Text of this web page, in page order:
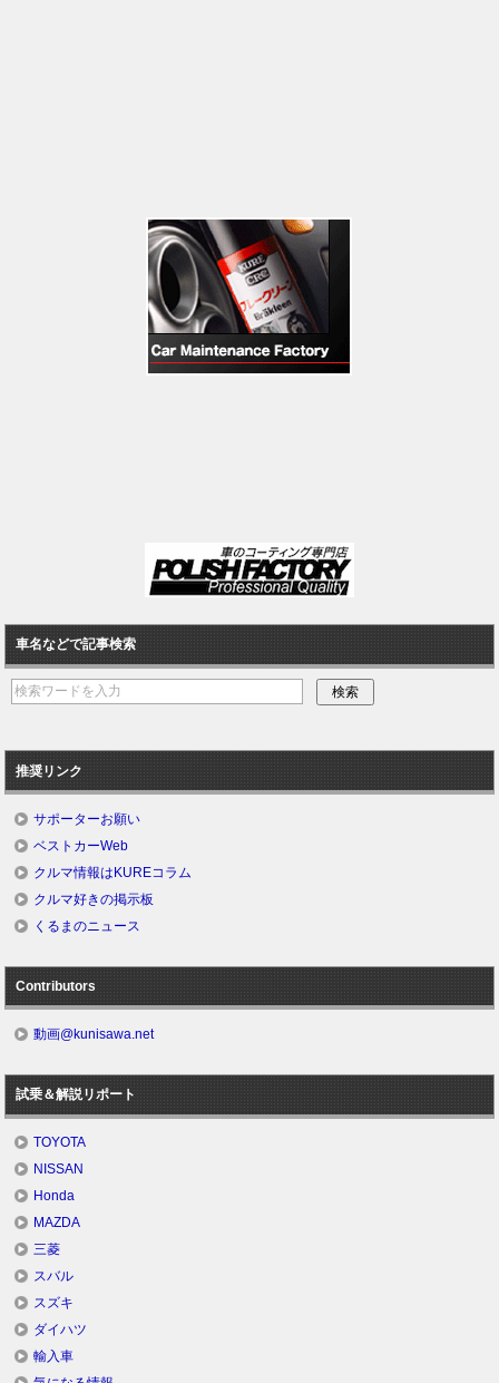
車名などで記事検索
推奨リンク
サポーターお願い
ベストカーWeb
クルマ情報はKUREコラム
クルマ好きの掲示板
くるまのニュース
Contributors
動画@kunisawa.net
試乗＆解説リポート
TOYOTA
NISSAN
Honda
MAZDA
三菱
スバル
スズキ
ダイハツ
輸入車